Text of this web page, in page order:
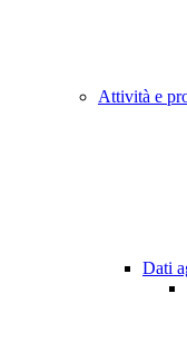
Attività e
Dati